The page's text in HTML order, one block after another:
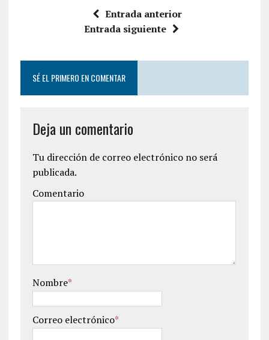
Entrada anterior
Entrada siguiente
SÉ EL PRIMERO EN COMENTAR
Deja un comentario
Tu dirección de correo electrónico no será
publicada.
Comentario
Nombre*
Correo electrónico*